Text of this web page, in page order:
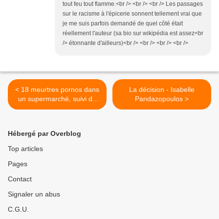
tout feu tout flamme.<br /> <br /> <br /> Les passages
sur le racisme à l'épicerie sonnent tellement vrai que
je me suis parfois demandé de quel côté était
réellement l'auteur (sa bio sur wikipédia est assez<br
/> étonnante d'ailleurs)<br /> <br /> <br /> <br />
< 18 meurtres pornos dans
un supermarché, suivi de
La baronne n'aime pas que
La décision - Isabelle
Pandazopoulos >
Hébergé par Overblog
Top articles
Pages
Contact
Signaler un abus
C.G.U.